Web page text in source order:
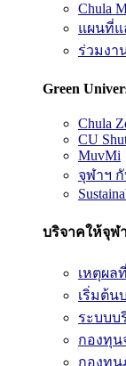
Chula
แผนที่แ
ร่วมงา
Green
Chula
CU
MuvMi
จุฬาฯ
บริจาคให้จุฬ
เหตุผล
เริ่มต้น
ระบบบ
กองทุ
กองทุน